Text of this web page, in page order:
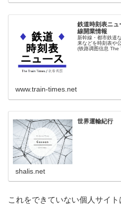
鉄道時刻表ニ
線開業情報
新幹線・都市鉄道
来などを時刻表や
(铁路调图信息 The
www.train-times.net
世界運輸紀行
shalis.net
これをできていない個人サイ